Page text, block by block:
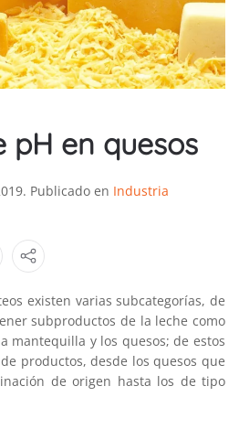
pH en quesos
. Publicado en Industria
existen varias subcategorías, de
subproductos de la leche como
mantequilla y los quesos; de estos
productos, desde los quesos que
de origen hasta los de tipo